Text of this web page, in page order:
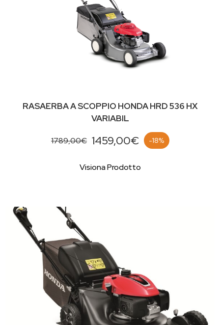
RASAERBA A SCOPPIO HONDA HRD 536 HX
VARIABIL
1789,00€ 1459,00€ -18%
Visiona Prodotto